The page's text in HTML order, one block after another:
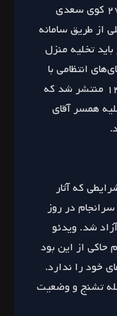
خانه او از طرف قوه قضائیه به کلانتری ۲۷ کوی سعدی
از طریق سامانه
تخلیه منزل
انتظامی با
خانواده خالد پیرزاده در شهریورماه ۱۴۰۰ منتشر شد که
همسر آقای
که آثار
در روز
آزاد شد. ویدئو
حاکی از این بود
خود را ندارد.
تشنج و وضعیت